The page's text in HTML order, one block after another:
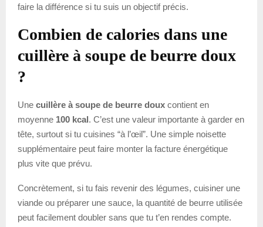
faire la différence si tu suis un objectif précis.
Combien de calories dans une
cuillère à soupe de beurre doux
?
Une cuillère à soupe de beurre doux contient en
moyenne 100 kcal. C’est une valeur importante à garder en
tête, surtout si tu cuisines “à l’œil”. Une simple noisette
supplémentaire peut faire monter la facture énergétique
plus vite que prévu.
Concrètement, si tu fais revenir des légumes, cuisiner une
viande ou préparer une sauce, la quantité de beurre utilisée
peut facilement doubler sans que tu t’en rendes compte.